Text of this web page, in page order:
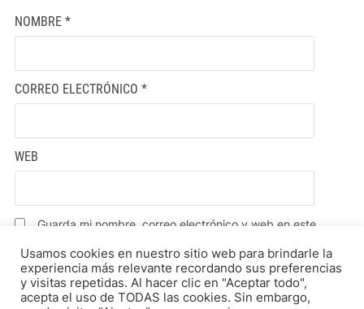
NOMBRE *
CORREO ELECTRÓNICO *
WEB
Guarda mi nombre, correo electrónico y web en este
Usamos cookies en nuestro sitio web para brindarle la
experiencia más relevante recordando sus preferencias
y visitas repetidas. Al hacer clic en "Aceptar todo",
acepta el uso de TODAS las cookies. Sin embargo,